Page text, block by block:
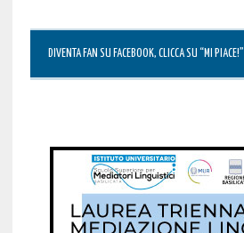
DIVENTA FAN SU FACEBOOK, CLICCA SU “MI PIACE!”